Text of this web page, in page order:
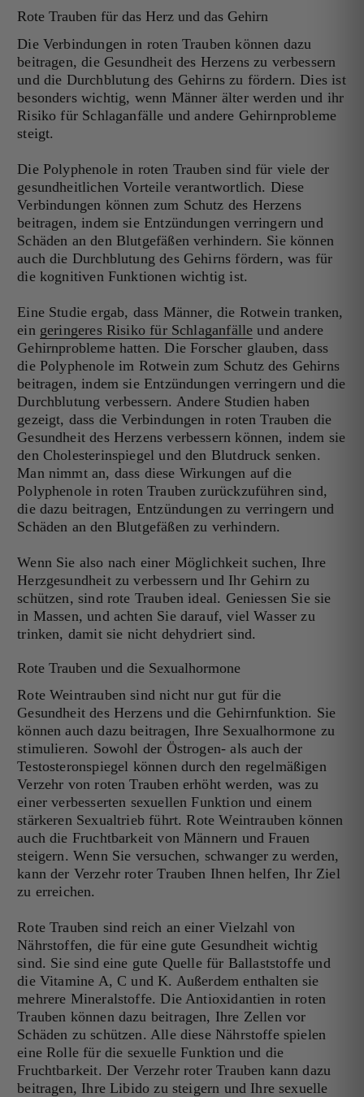
Rote Trauben für das Herz und das Gehirn
Die Verbindungen in roten Trauben können dazu
beitragen, die Gesundheit des Herzens zu verbessern
und die Durchblutung des Gehirns zu fördern. Dies ist
besonders wichtig, wenn Männer älter werden und ihr
Risiko für Schlaganfälle und andere Gehirnprobleme
steigt.
Die Polyphenole in roten Trauben sind für viele der
gesundheitlichen Vorteile verantwortlich. Diese
Verbindungen können zum Schutz des Herzens
beitragen, indem sie Entzündungen verringern und
Schäden an den Blutgefäßen verhindern. Sie können
auch die Durchblutung des Gehirns fördern, was für
die kognitiven Funktionen wichtig ist.
Eine Studie ergab, dass Männer, die Rotwein tranken,
ein geringeres Risiko für Schlaganfälle und andere
Gehirnprobleme hatten. Die Forscher glauben, dass
die Polyphenole im Rotwein zum Schutz des Gehirns
beitragen, indem sie Entzündungen verringern und die
Durchblutung verbessern. Andere Studien haben
gezeigt, dass die Verbindungen in roten Trauben die
Gesundheit des Herzens verbessern können, indem sie
den Cholesterinspiegel und den Blutdruck senken.
Man nimmt an, dass diese Wirkungen auf die
Polyphenole in roten Trauben zurückzuführen sind,
die dazu beitragen, Entzündungen zu verringern und
Schäden an den Blutgefäßen zu verhindern.
Wenn Sie also nach einer Möglichkeit suchen, Ihre
Herzgesundheit zu verbessern und Ihr Gehirn zu
schützen, sind rote Trauben ideal. Geniessen Sie sie
in Massen, und achten Sie darauf, viel Wasser zu
trinken, damit sie nicht dehydriert sind.
Rote Trauben und die Sexualhormone
Rote Weintrauben sind nicht nur gut für die
Gesundheit des Herzens und die Gehirnfunktion. Sie
können auch dazu beitragen, Ihre Sexualhormone zu
stimulieren. Sowohl der Östrogen- als auch der
Testosteronspiegel können durch den regelmäßigen
Verzehr von roten Trauben erhöht werden, was zu
einer verbesserten sexuellen Funktion und einem
stärkeren Sexualtrieb führt. Rote Weintrauben können
auch die Fruchtbarkeit von Männern und Frauen
steigern. Wenn Sie versuchen, schwanger zu werden,
kann der Verzehr roter Trauben Ihnen helfen, Ihr Ziel
zu erreichen.
Rote Trauben sind reich an einer Vielzahl von
Nährstoffen, die für eine gute Gesundheit wichtig
sind. Sie sind eine gute Quelle für Ballaststoffe und
die Vitamine A, C und K. Außerdem enthalten sie
mehrere Mineralstoffe. Die Antioxidantien in roten
Trauben können dazu beitragen, Ihre Zellen vor
Schäden zu schützen. Alle diese Nährstoffe spielen
eine Rolle für die sexuelle Funktion und die
Fruchtbarkeit. Der Verzehr roter Trauben kann dazu
beitragen, Ihre Libido zu steigern und Ihre sexuelle